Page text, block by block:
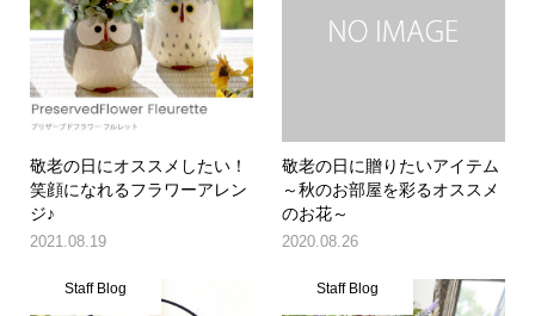
敬老の日にオススメしたい！
笑顔になれるフラワーアレン
ジ♪
2021.08.19
敬老の日に贈りたいアイテム
～秋のお部屋を彩るオススメ
のお花～
2020.08.26
Staff Blog Staff Blog